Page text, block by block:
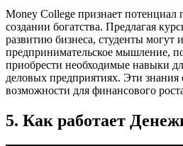
Money College признает потенциал
создании богатства. Предлагая
развитию бизнеса, студенты могут
предпринимательское мышление,
приобрести необходимые навыки
деловых предприятиях. Эти
возможности для финансового
5. Как работает